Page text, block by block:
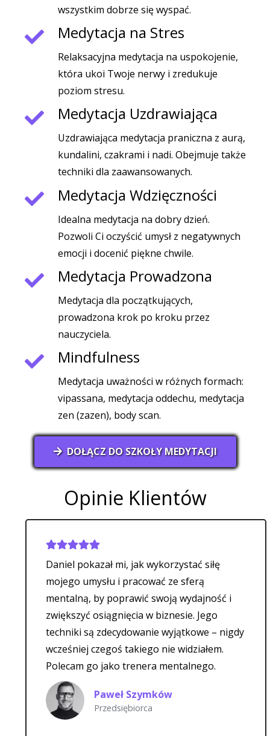
wszystkim dobrze się wyspać.
Medytacja na Stres
Relaksacyjna medytacja na uspokojenie,
która ukoi Twoje nerwy i zredukuje
poziom stresu.
Medytacja Uzdrawiająca
Uzdrawiająca medytacja praniczna z aurą,
kundalini, czakrami i nadi. Obejmuje także
techniki dla zaawansowanych.
Medytacja Wdzięczności
Idealna medytacja na dobry dzień.
Pozwoli Ci oczyścić umysł z negatywnych
emocji i docenić piękne chwile.
Medytacja Prowadzona
Medytacja dla początkujących,
prowadzona krok po kroku przez
nauczyciela.
Mindfulness
Medytacja uważności w różnych formach:
vipassana, medytacja oddechu, medytacja
zen (zazen), body scan.
DOŁĄCZ DO SZKOŁY MEDYTACJI
Opinie Klientów
Daniel pokazał mi, jak wykorzystać siłę
mojego umysłu i pracować ze sferą
mentalną, by poprawić swoją wydajność i
zwiększyć osiągnięcia w biznesie. Jego
techniki są zdecydowanie wyjątkowe – nigdy
wcześniej czegoś takiego nie widziałem.
Polecam go jako trenera mentalnego.
Paweł Szymków
Przedsiębiorca